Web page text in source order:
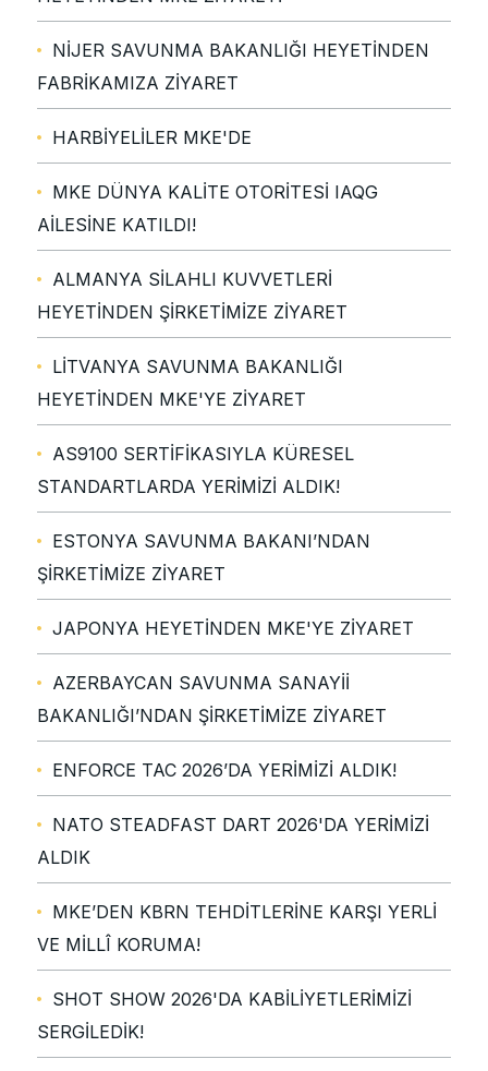
NİJER SAVUNMA BAKANLIĞI HEYETİNDEN
FABRİKAMIZA ZİYARET
HARBİYELİLER MKE'DE
MKE DÜNYA KALİTE OTORİTESİ IAQG
AİLESİNE KATILDI!
ALMANYA SİLAHLI KUVVETLERİ
HEYETİNDEN ŞİRKETİMİZE ZİYARET
LİTVANYA SAVUNMA BAKANLIĞI
HEYETİNDEN MKE'YE ZİYARET
AS9100 SERTİFİKASIYLA KÜRESEL
STANDARTLARDA YERİMİZİ ALDIK!
ESTONYA SAVUNMA BAKANI’NDAN
ŞİRKETİMİZE ZİYARET
JAPONYA HEYETİNDEN MKE'YE ZİYARET
AZERBAYCAN SAVUNMA SANAYİİ
BAKANLIĞI’NDAN ŞİRKETİMİZE ZİYARET
ENFORCE TAC 2026’DA YERİMİZİ ALDIK!
NATO STEADFAST DART 2026'DA YERİMİZİ
ALDIK
MKE’DEN KBRN TEHDİTLERİNE KARŞI YERLİ
VE MİLLÎ KORUMA!
SHOT SHOW 2026'DA KABİLİYETLERİMİZİ
SERGİLEDİK!